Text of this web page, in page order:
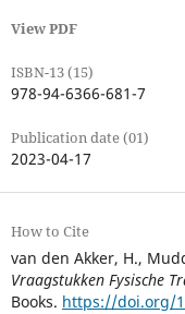
View PDF
ISBN-13 (15)
978-94-6366-681-7
Publication date (01)
2023-04-17
How to Cite
van den Akker, H.,
Vraagstukken Fysische
Books. https://doi.org/